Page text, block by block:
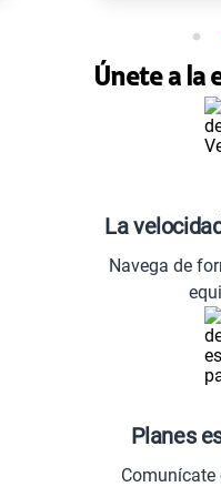
Únete a la
La
Navega de
Planes
Comunícate